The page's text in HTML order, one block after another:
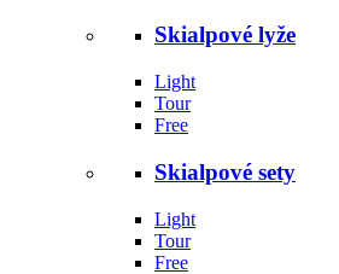
Skialpové lyže
Light
Tour
Free
Skialpové sety
Light
Tour
Free